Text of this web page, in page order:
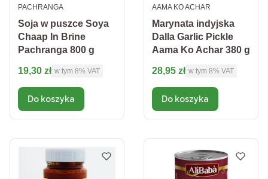
Soja w puszce Soya
Chaap In Brine
Pachranga 800 g
PRODUCENT
PACHRANGA
Cena brutto
19,30 zł w tym %s VAT
w tym 8% VAT
Do koszyka
Marynata indyjska
Dalla Garlic Pickle
Aama Ko Achar 380 g
PRODUCENT
AAMA KO ACHAR
Cena brutto
28,95 zł w tym %s VAT
w tym 8% VAT
Do koszyka